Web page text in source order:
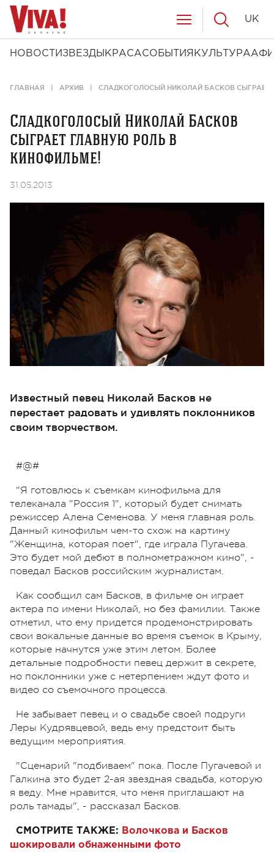
НОВОСТИ ЗВЕЗДЫ КРАСАСОБЫТИЯ КУЛЬТУРА
UK
ГЛАВНАЯ АРХИВ СЛАДКОГОЛОСЫЙ НИКОЛАЙ БАСКОВ СЫГРАЕТ
Сладкоголосый Николай Басков
сыграет главную роль в
кинофильме!
31.05.2013
Известный певец Николай Басков не
перестает радовать и удивлять поклонников
своим творчеством.
#@#
"Я готовлюсь к съемкам кинофильма для
телеканала "Россия 1", который будет снимать
режиссер Алена Семенова. У меня главная роль.
Данный кинофильм чем-то схож на картину
"Женщина, которая поет", где играла Пугачева.
Это будет мой дебют в полнометражном кино", -
поведал Басков российским журналистам.
Как сообщил сам Басков, в фильме он играет
актера по имени Николай, но без фамилии. Также
отметил, что ему придется продемонстрировать
свои вокальные данные во время съемок в Крыму,
которые начнутся уже этим летом. Более
детальные подробности певец держит в секрете,
но поклонники уже с нетерпением ждут фото и
видео со съемочного процесса.
Не забывает певец и о свадьбе своей подруги
Леры Кудрявцевой, ведь ему предстоит быть
ведущим мероприятия.
"Сценарий "подбиваем" пока. После Пугачевой и
Галкина это будет 2-ая звездная свадьба, которую
я веду. Мне нравится, что меня приглашают на
роль тамады", - рассказал Басков.
СМОТРИТЕ ТАКЖЕ: Волочкова и Басков
шокировали обнаженными фото